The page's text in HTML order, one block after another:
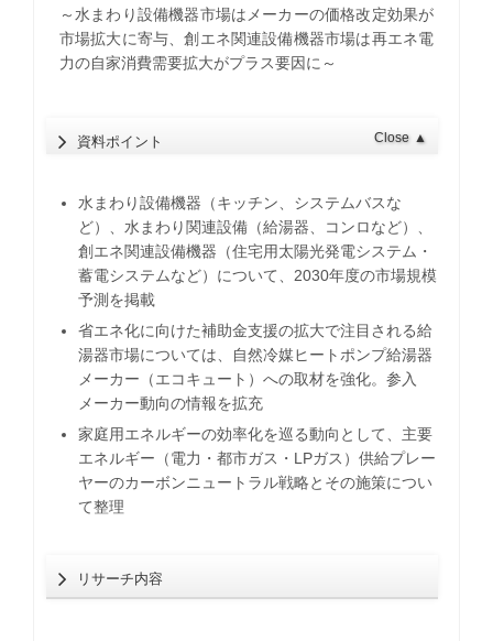
～水まわり設備機器市場はメーカーの価格改定効果が
市場拡大に寄与、創エネ関連設備機器市場は再エネ電
力の自家消費需要拡大がプラス要因に～
資料ポイント Close ▲
水まわり設備機器（キッチン、システムバスな
ど）、水まわり関連設備（給湯器、コンロなど）、
創エネ関連設備機器（住宅用太陽光発電システム・
蓄電システムなど）について、2030年度の市場規模
予測を掲載
省エネ化に向けた補助金支援の拡大で注目される給
湯器市場については、自然冷媒ヒートポンプ給湯器
メーカー（エコキュート）への取材を強化。参入
メーカー動向の情報を拡充
家庭用エネルギーの効率化を巡る動向として、主要
エネルギー（電力・都市ガス・LPガス）供給プレー
ヤーのカーボンニュートラル戦略とその施策につい
て整理
リサーチ内容